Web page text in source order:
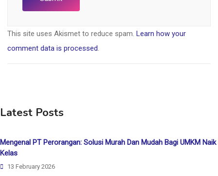
This site uses Akismet to reduce spam. Learn how your
comment data is processed.
Latest Posts
Mengenal PT Perorangan: Solusi Murah Dan Mudah Bagi UMKM Naik
Kelas
13 February 2026